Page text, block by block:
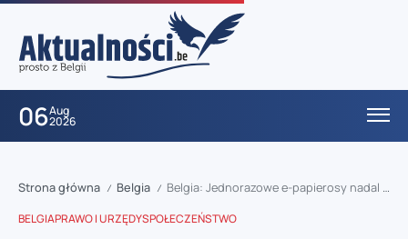
06Aug
2026
Strona główna / Belgia / Belgia: Jednorazowe e-papierosy nadal dostępne mimo zakazu – ponad 40 procent sklepów łamie przepisy
BELGIAPRAWO I URZĘDYSPOŁECZEŃSTWO